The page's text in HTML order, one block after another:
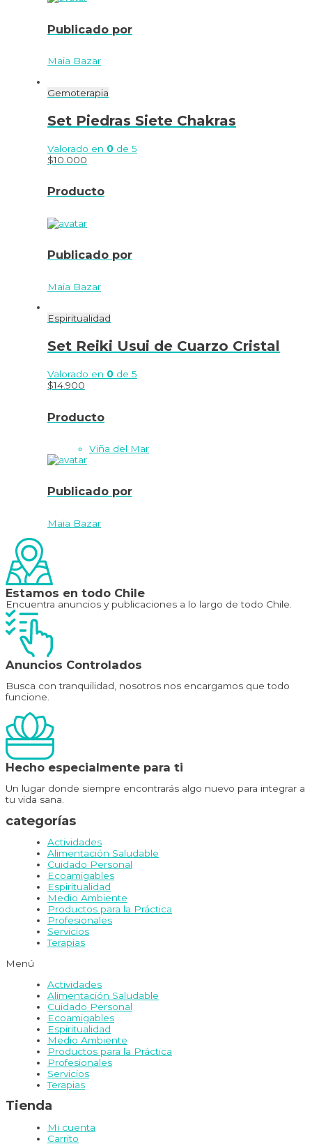
Publicado por
Maia Bazar
Gemoterapia
Set Piedras Siete Chakras
Valorado en 0 de 5
$10.000
Producto
Publicado por
Maia Bazar
Espiritualidad
Set Reiki Usui de Cuarzo Cristal
Valorado en 0 de 5
$14.900
Producto
Viña del Mar
Publicado por
Maia Bazar
Estamos en todo Chile
Encuentra anuncios y publicaciones a lo largo de todo Chile.
Anuncios Controlados
Busca con tranquilidad, nosotros nos encargamos que todo
funcione.
Hecho especialmente para ti
Un lugar donde siempre encontrarás algo nuevo para integrar a
tu vida sana.
categorías
Actividades
Alimentación Saludable
Cuidado Personal
Ecoamigables
Espiritualidad
Medio Ambiente
Productos para la Práctica
Profesionales
Servicios
Terapias
Menú
Actividades
Alimentación Saludable
Cuidado Personal
Ecoamigables
Espiritualidad
Medio Ambiente
Productos para la Práctica
Profesionales
Servicios
Terapias
Tienda
Mi cuenta
Carrito